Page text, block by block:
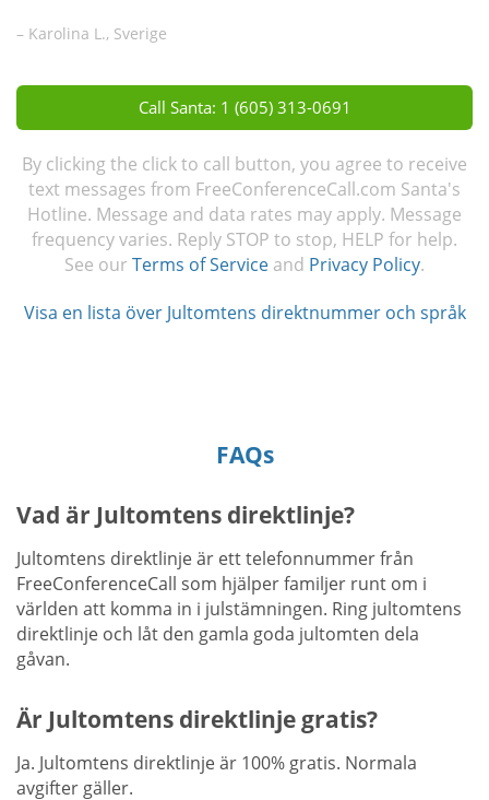
– Karolina L., Sverige
Call Santa: 1 (605) 313-0691
By clicking the click to call button, you agree to receive
text messages from FreeConferenceCall.com Santa's
Hotline. Message and data rates may apply. Message
frequency varies. Reply STOP to stop, HELP for help.
See our Terms of Service and Privacy Policy.
Visa en lista över Jultomtens direktnummer och språk
FAQs
Vad är Jultomtens direktlinje?
Jultomtens direktlinje är ett telefonnummer från
FreeConferenceCall som hjälper familjer runt om i
världen att komma in i julstämningen. Ring jultomtens
direktlinje och låt den gamla goda jultomten dela
gåvan.
Är Jultomtens direktlinje gratis?
Ja. Jultomtens direktlinje är 100% gratis. Normala
avgifter gäller.